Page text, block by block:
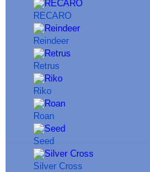
RECARO
Reindeer
Retrus
Riko
Roan
Seed
Silver Cross